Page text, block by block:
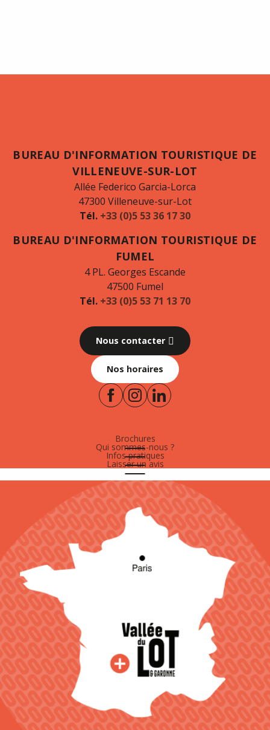
BUREAU D'INFORMATION TOURISTIQUE DE
VILLENEUVE-SUR-LOT
Allée Federico Garcia-Lorca
47300 Villeneuve-sur-Lot
Tél. +33 (0)5 53 36 17 30
BUREAU D'INFORMATION TOURISTIQUE DE
FUMEL
4 PL. Georges Escande
47500 Fumel
Tél. +33 (0)5 53 71 13 70
Nous contacter
Nos horaires
Brochures
Qui sommes-nous ?
Infos pratiques
Laisser un avis